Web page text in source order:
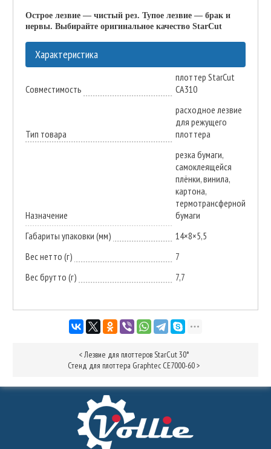
Острое лезвие — чистый рез. Тупое лезвие — брак и
нервы. Выбирайте оригинальное качество StarCut
Характеристика
Совместимость
плоттер StarCut
CA310
Тип товара
расходное лезвие
для режущего
плоттера
Назначение
резка бумаги,
самоклеящейся
плёнки, винила,
картона,
термотрансферной
бумаги
Габариты упаковки (мм)
14×8×5,5
Вес нетто (г)
7
Вес брутто (г)
7,7
<Лезвие для плоттеров StarCut 30°
Стенд для плоттера Graphtec CE7000-60>